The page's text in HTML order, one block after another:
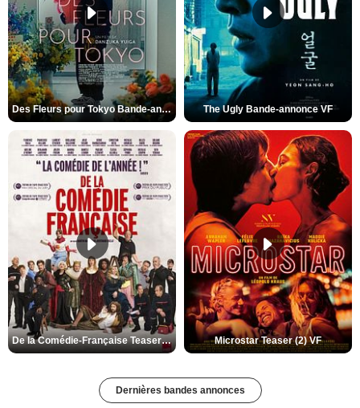
Des Fleurs pour Tokyo Bande-annonce VO STFR The Ugly Bande-annonce VF
De la Comédie-Française Teaser (3) VF Microstar Teaser (2) VF
Dernières bandes annonces